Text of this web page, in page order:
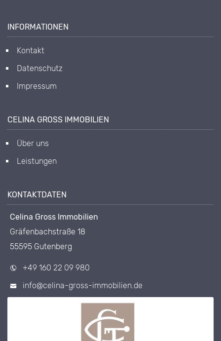
INFORMATIONEN
Kontakt
Datenschutz
Impressum
CELINA GROSS IMMOBILIEN
Über uns
Leistungen
KONTAKTDATEN
Celina Gross Immobilien
Gräfenbachstraße 18
55595 Gutenberg
+49 160 22 09 980
info@celina-gross-immobilien.de